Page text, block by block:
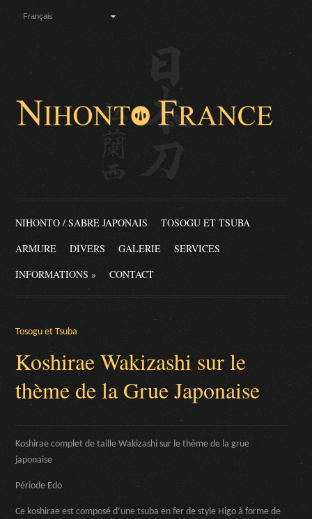
Français
NIHONTO / SABRE JAPONAIS
TOSOGU ET TSUBA
ARMURE
DIVERS GALERIE
SERVICES
INFORMATIONS » CONTACT
Tosogu et Tsuba
Koshirae Wakizashi sur le
thème de la Grue Japonaise
Koshirae complet de taille Wakizashi sur le thème de la grue
japonaise
Période Edo
Ce koshirae est composé d’une tsuba en fer de style Higo à forme de